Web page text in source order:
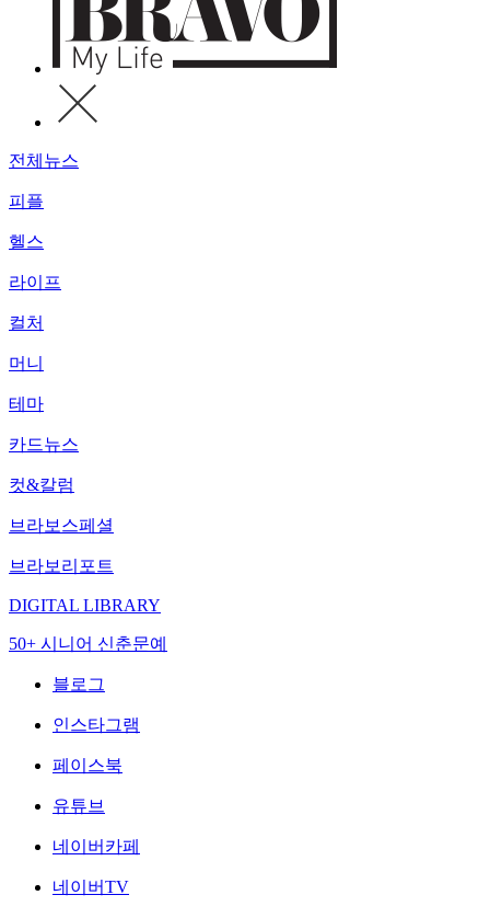
전체뉴스
피플
헬스
라이프
컬처
머니
테마
카드뉴스
컷&칼럼
브라보스페셜
브라보리포트
DIGITAL LIBRARY
50+ 시니어 신춘문예
블로그
인스타그램
페이스북
유튜브
네이버카페
네이버TV